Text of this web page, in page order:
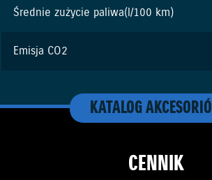
Średnie zużycie paliwa(l/100 km)
Emisja CO2
KATALOG
CENNIK